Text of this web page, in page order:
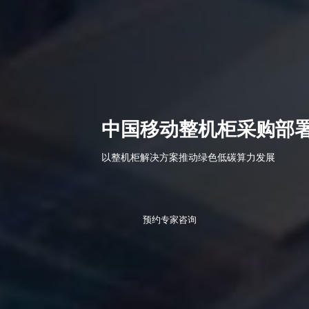
中国移动整机柜采购部
以整机柜解决方案推动绿色低碳算力发展
预约专家咨询